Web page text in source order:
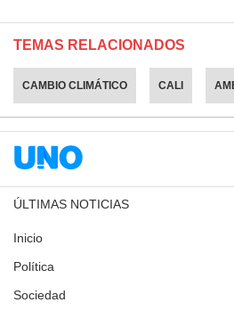
TEMAS RELACIONADOS
CAMBIO CLIMÁTICO CALI
ÚLTIMAS NOTICIAS
Inicio
Política
Sociedad